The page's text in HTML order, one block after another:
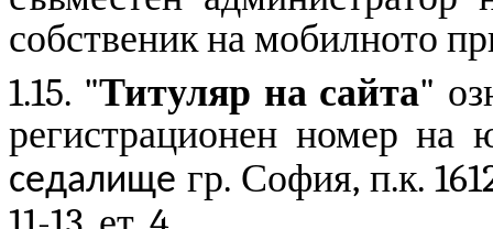
собственик на мобилното
1.15. "Титуляр на сайта"
регистрационен номер на
седалищегр. София, п.к.